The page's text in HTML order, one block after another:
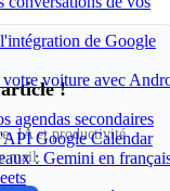
de Google
voiture avec
agendas secondaires
Google Calendar
: Gemini en
!
IA et productivité
mail.